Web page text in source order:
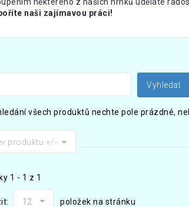
naši zajímavou práci!
všech produktů nechte pole prázdné,
produktu +/-
1 - 1 z 1
12 položek na stránku